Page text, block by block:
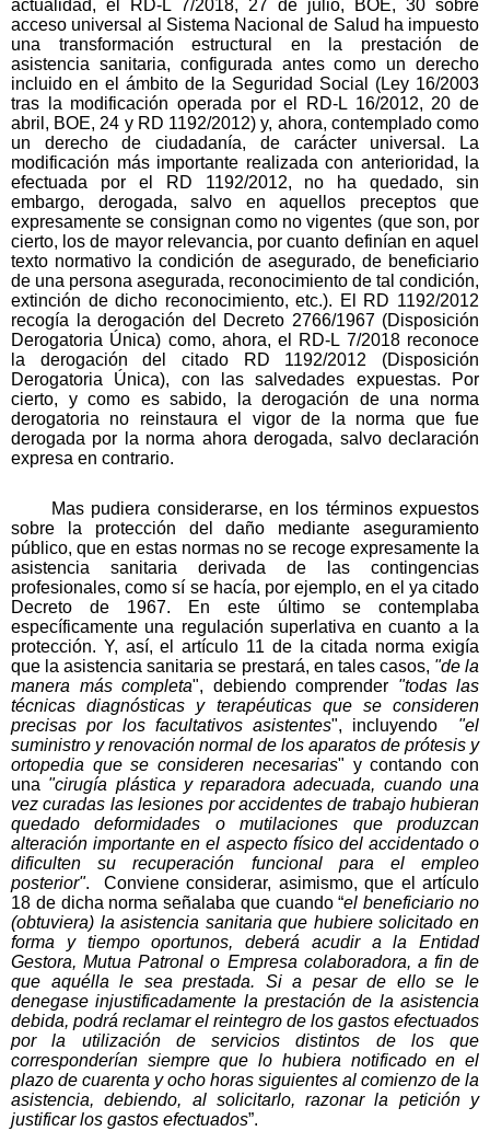
actualidad, el RD-L 7/2018, 27 de julio, BOE, 30 sobre
acceso universal al Sistema Nacional de Salud ha impuesto
una transformación estructural en la prestación de
asistencia sanitaria, configurada antes como un derecho
incluido en el ámbito de la Seguridad Social (Ley 16/2003
tras la modificación operada por el RD-L 16/2012, 20 de
abril, BOE, 24 y RD 1192/2012) y, ahora, contemplado como
un derecho de ciudadanía, de carácter universal. La
modificación más importante realizada con anterioridad, la
efectuada por el RD 1192/2012, no ha quedado, sin
embargo, derogada, salvo en aquellos preceptos que
expresamente se consignan como no vigentes (que son, por
cierto, los de mayor relevancia, por cuanto definían en aquel
texto normativo la condición de asegurado, de beneficiario
de una persona asegurada, reconocimiento de tal condición,
extinción de dicho reconocimiento, etc.). El RD 1192/2012
recogía la derogación del Decreto 2766/1967 (Disposición
Derogatoria Única) como, ahora, el RD-L 7/2018 reconoce
la derogación del citado RD 1192/2012 (Disposición
Derogatoria Única), con las salvedades expuestas. Por
cierto, y como es sabido, la derogación de una norma
derogatoria no reinstaura el vigor de la norma que fue
derogada por la norma ahora derogada, salvo declaración
expresa en contrario.
Mas pudiera considerarse, en los términos expuestos
sobre la protección del daño mediante aseguramiento
público, que en estas normas no se recoge expresamente la
asistencia sanitaria derivada de las contingencias
profesionales, como sí se hacía, por ejemplo, en el ya citado
Decreto de 1967. En este último se contemplaba
específicamente una regulación superlativa en cuanto a la
protección. Y, así, el artículo 11 de la citada norma exigía
que la asistencia sanitaria se prestará, en tales casos, "de la
manera más completa", debiendo comprender "todas las
técnicas diagnósticas y terapéuticas que se consideren
precisas por los facultativos asistentes", incluyendo "el
suministro y renovación normal de los aparatos de prótesis y
ortopedia que se consideren necesarias" y contando con
una "cirugía plástica y reparadora adecuada, cuando una
vez curadas las lesiones por accidentes de trabajo hubieran
quedado deformidades o mutilaciones que produzcan
alteración importante en el aspecto físico del accidentado o
dificulten su recuperación funcional para el empleo
posterior". Conviene considerar, asimismo, que el artículo
18 de dicha norma señalaba que cuando “el beneficiario no
(obtuviera) la asistencia sanitaria que hubiere solicitado en
forma y tiempo oportunos, deberá acudir a la Entidad
Gestora, Mutua Patronal o Empresa colaboradora, a fin de
que aquélla le sea prestada. Si a pesar de ello se le
denegase injustificadamente la prestación de la asistencia
debida, podrá reclamar el reintegro de los gastos efectuados
por la utilización de servicios distintos de los que
corresponderían siempre que lo hubiera notificado en el
plazo de cuarenta y ocho horas siguientes al comienzo de la
asistencia, debiendo, al solicitarlo, razonar la petición y
justificar los gastos efectuados”.